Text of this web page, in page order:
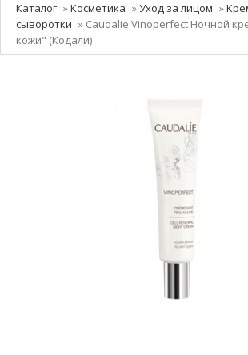
Косметика
Маникюр и педикюр
Каталог »Косметика »Уход за лицом »
сыворотки » Caudalie Vinoperfect Ночной
кожи" (Кодали)